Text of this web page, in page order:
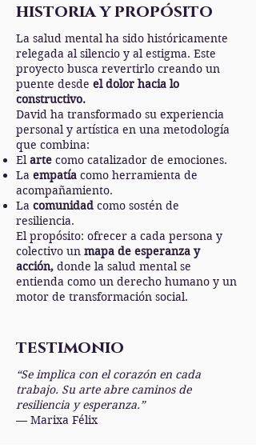
historia y propósito
La salud mental ha sido históricamente
relegada al silencio y al estigma. Este
proyecto busca revertirlo creando un
puente desde el dolor hacia lo
constructivo.
David ha transformado su experiencia
personal y artística en una metodología
que combina:
Elarte como catalizador de emociones.
La empatía como herramienta de
acompañamiento.
La comunidad como sostén de
resiliencia.
El propósito: ofrecer a cada persona y
colectivo un mapa de esperanza y
acción, donde la salud mental se
entienda como un derecho humano y un
motor de transformación social.
testimonio
“Se implica con el corazón en cada
trabajo. Su arte abre caminos de
resiliencia y esperanza.”
— Marixa Félix